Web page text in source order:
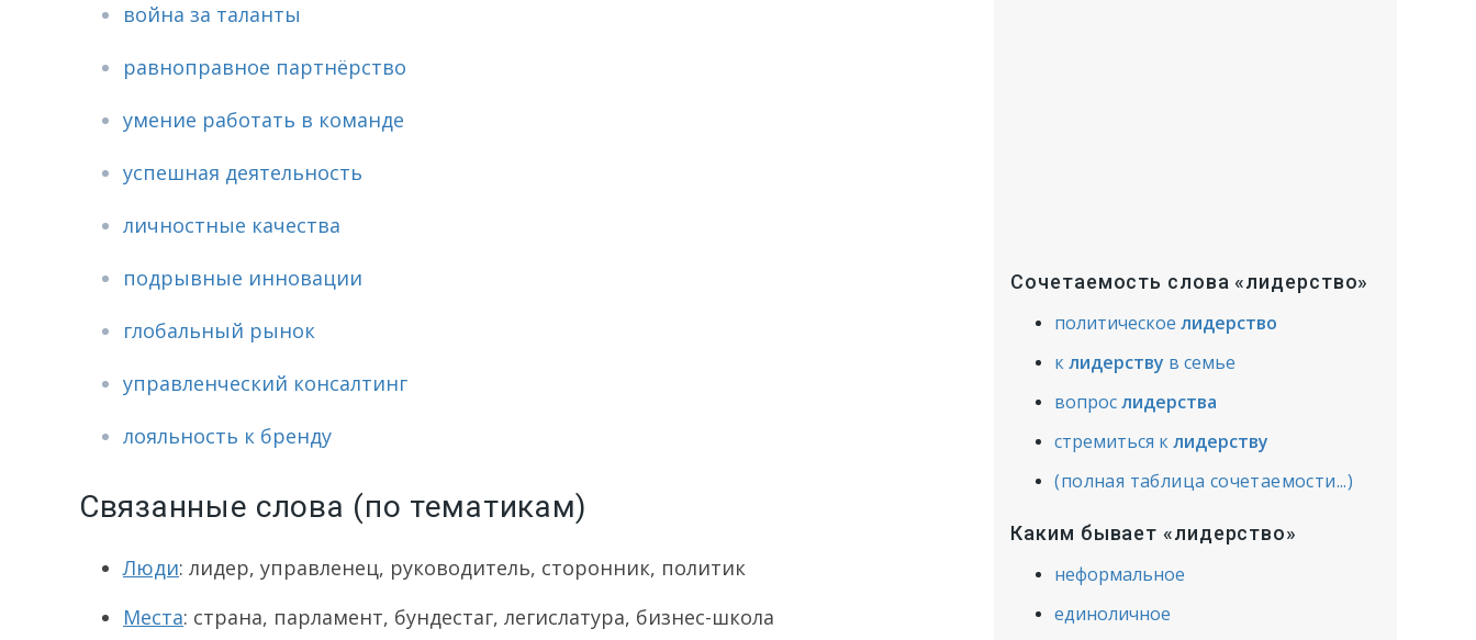
война за таланты
равноправное партнёрство
умение работать в команде
успешная деятельность
личностные качества
подрывные инновации
глобальный рынок
управленческий консалтинг
лояльность к бренду
Связанные слова (по тематикам)
Люди: лидер, управленец, руководитель, сторонник, политик
Места: страна, парламент, бундестаг, легислатура, бизнес-школа
Сочетаемость слова «лидерство»
политическоелидерство
клидерству в семье
вопрослидерства
стремиться клидерству
(полная таблица сочетаемости...)
Каким бывает «лидерство»
неформальное
единоличное